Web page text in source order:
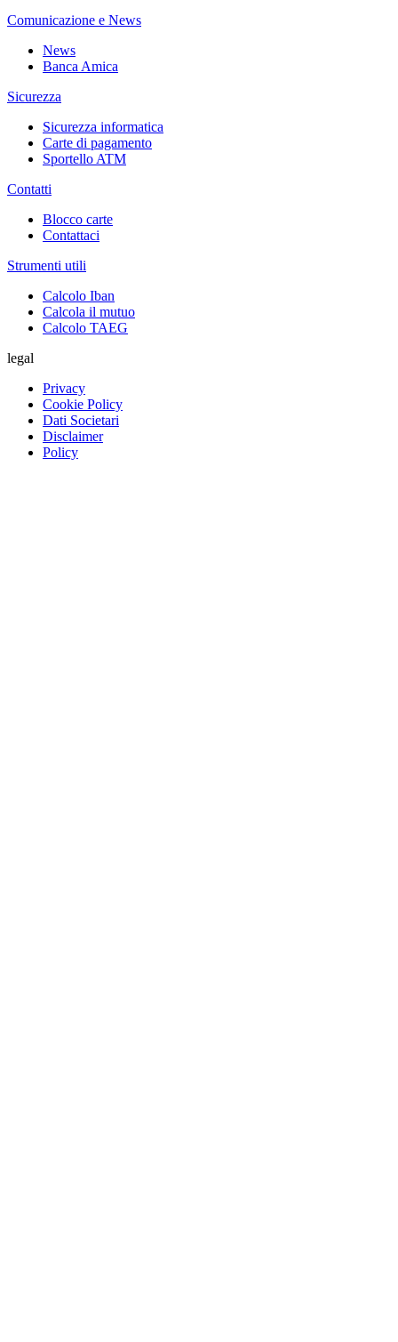
Comunicazione e News
News
Banca Amica
Sicurezza
Sicurezza informatica
Carte di pagamento
Sportello ATM
Contatti
Blocco carte
Contattaci
Strumenti utili
Calcolo Iban
Calcola il mutuo
Calcolo TAEG
legal
Privacy
Cookie Policy
Dati Societari
Disclaimer
Policy